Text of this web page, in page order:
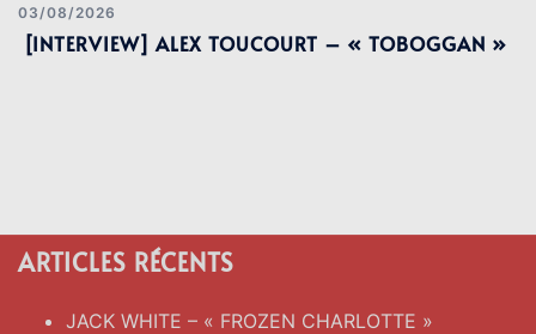
03/08/2026
[INTERVIEW] ALEX TOUCOURT – « TOBOGGAN »
ARTICLES RÉCENTS
JACK WHITE – « FROZEN CHARLOTTE »